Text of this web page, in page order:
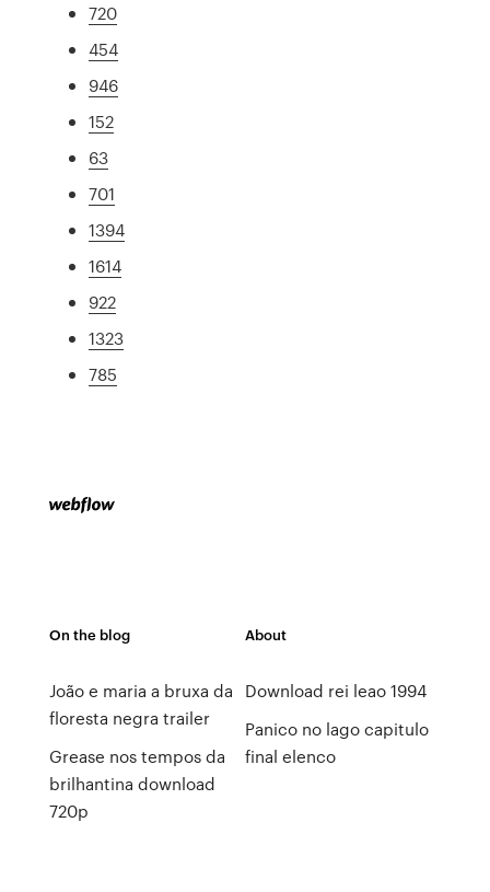
720
454
946
152
63
701
1394
1614
922
1323
785
On the blog
João e maria a bruxa da
floresta negra trailer
Grease nos tempos da
brilhantina download
720p
About
Download rei leao 1994
Panico no lago capitulo
final elenco